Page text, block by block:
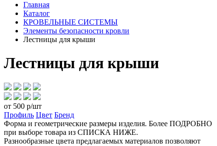
Главная
Каталог
КРОВЕЛЬНЫЕ СИСТЕМЫ
Элементы безопасности кровли
Лестницы для крыши
Лестницы для крыши
от 500 р/шт
Профиль Цвет Бренд
Форма и геометрические размеры изделия. Более ПОДРОБНО
при выборе товара из СПИСКА НИЖЕ.
Разнообразные цвета предлагаемых материалов позволяют